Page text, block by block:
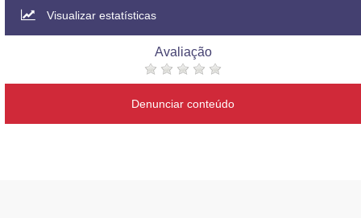
Visualizar estatísticas
Avaliação
Denunciar conteúdo